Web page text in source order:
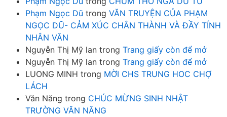
Phạm Ngọc Dũ trong VĂN TRUYỆN CỦA PHẠM
NGỌC DŨ- CẢM XÚC CHÂN THÀNH VÀ ĐẦY TÍNH
NHÂN VĂN
Nguyễn Thị Mỹ lan trong Trang giấy còn để mở
Nguyễn Thị Mỹ lan trong Trang giấy còn để mở
LUONG MINH trong MỜI CHS TRUNG HOC CHỢ
LÁCH
Văn Năng trong CHÚC MỪNG SINH NHẬT
TRƯỜNG VĂN NĂNG